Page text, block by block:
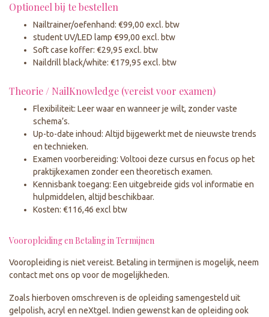
Optioneel bij te bestellen
Nailtrainer/oefenhand: €99,00 excl. btw
student UV/LED lamp €99,00 excl. btw
Soft case koffer: €29,95 excl. btw
Naildrill black/white: €179,95 excl. btw
Theorie / NailKnowledge (vereist voor examen)
Flexibiliteit: Leer waar en wanneer je wilt, zonder vaste
schema’s.
Up-to-date inhoud: Altijd bijgewerkt met de nieuwste trends
en technieken.
Examen voorbereiding: Voltooi deze cursus en focus op het
praktijkexamen zonder een theoretisch examen.
Kennisbank toegang: Een uitgebreide gids vol informatie en
hulpmiddelen, altijd beschikbaar.
Kosten: €116,46 excl btw
Vooropleiding en Betaling in Termijnen
Vooropleiding is niet vereist. Betaling in termijnen is mogelijk, neem
contact met ons op voor de mogelijkheden.
Zoals hierboven omschreven is de opleiding samengesteld uit
gelpolish, acryl en neXtgel. Indien gewenst kan de opleiding ook